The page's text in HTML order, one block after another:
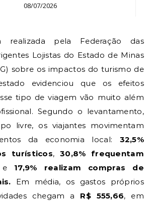
08/07/2026
Lojistas do Estado de Minas
sobre os impactos do turismo de
evidenciou que os efeitos
tipo de viagem vão muito além
Segundo o levantamento,
livre, os viajantes movimentam
da economia local: 32,5%
turísticos, 30,8% frequentam
e 17,9% realizam compras de
Em média, os gastos próprios
chegam a R$ 555,66, em